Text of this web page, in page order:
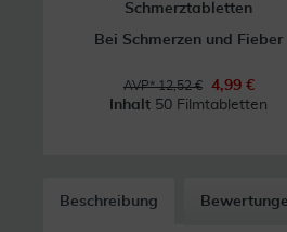
Schmerztabletten
Bei Schmerzen und Fieber
AVP* 12,52 €
4,99 €
Inhalt 50 Filmtabletten
Beschreibung